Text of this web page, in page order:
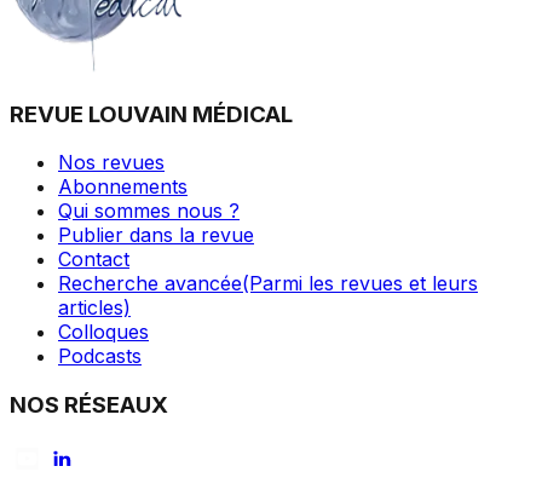
REVUE LOUVAIN MÉDICAL
Nos revues
Abonnements
Qui sommes nous ?
Publier dans la revue
Contact
Recherche avancée(Parmi les revues et leurs
articles)
Colloques
Podcasts
NOS RÉSEAUX